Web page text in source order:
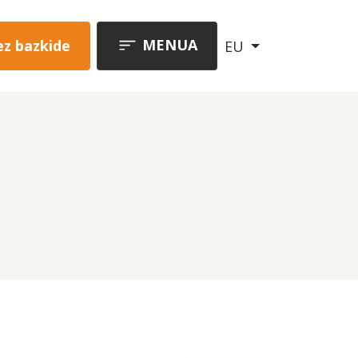
bazkide
EU
MENUA